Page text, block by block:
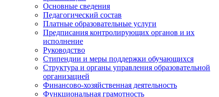
Основные сведения
Педагогический состав
Платные образовательные услуги
Предписания контролирующих органов и их
исполнение
Руководство
Стипендии и меры поддержки обучающихся
Структура и органы управления образовательной
организацией
Финансово-хозяйственная деятельность
Функциональная грамотность